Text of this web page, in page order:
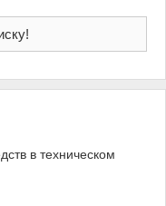
в техническом